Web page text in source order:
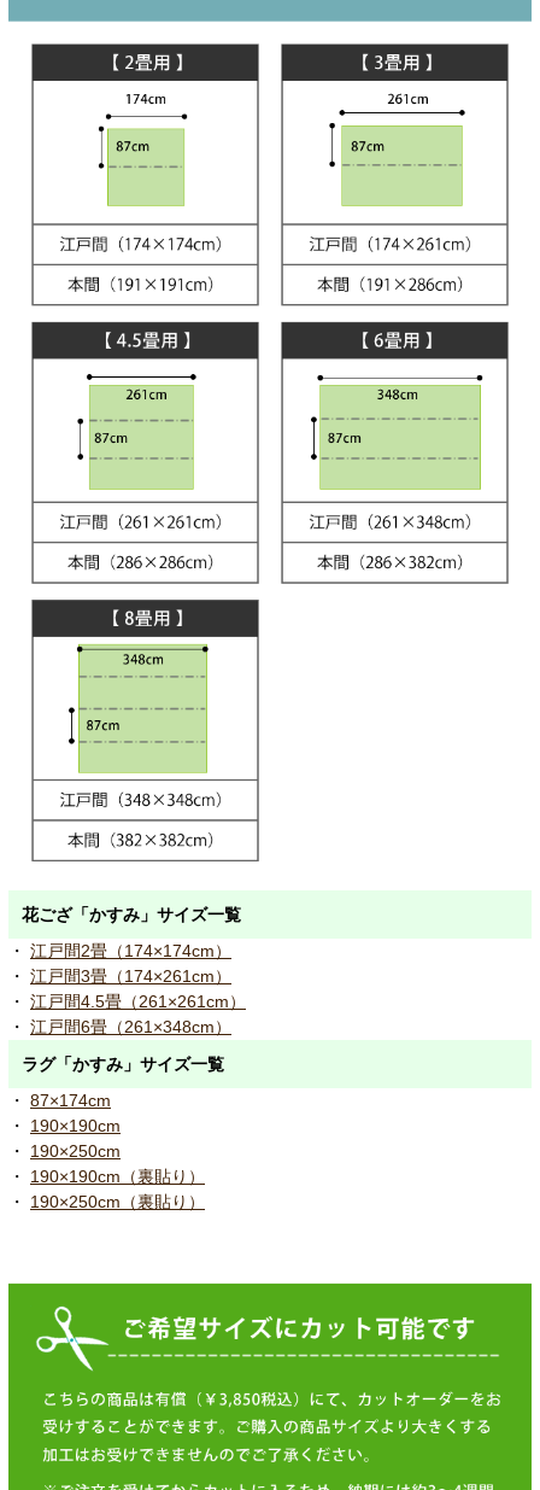
花ござ「かすみ」サイズ一覧
・ 江戸間2畳（174×174cm）
・ 江戸間3畳（174×261cm）
・ 江戸間4.5畳（261×261cm）
・ 江戸間6畳（261×348cm）
ラグ「かすみ」サイズ一覧
・ 87×174cm
・ 190×190cm
・ 190×250cm
・ 190×190cm（裏貼り）
・ 190×250cm（裏貼り）